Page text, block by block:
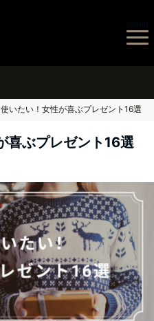
いたい！女性が喜ぶプレゼント16選
喜ぶプレゼント16選